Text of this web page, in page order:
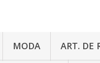
MODA ART. DE